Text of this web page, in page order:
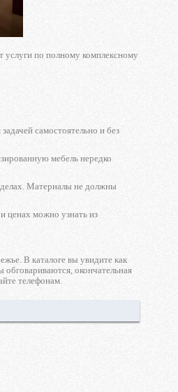
услуги по полному комплексному
самостоятельно и без
мебель нередко
Материалы не должны
ценах можно узнать из
В каталоге вы увидите как
окончательная
телефонам.